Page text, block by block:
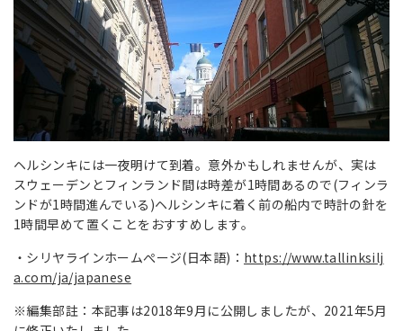
ヘルシンキには一夜明けて到着。意外かもしれませんが、実は
スウェーデンとフィンランド間は時差が1時間あるので(フィンラ
ンドが1時間進んでいる)ヘルシンキに着く前の船内で時計の針を
1時間早めて置くことをおすすめします。
・シリヤラインホームぺージ(日本語)： https://www.tallinksilj
a.com/ja/japanese
※編集部註：本記事は2018年9月に公開しましたが、2021年5月